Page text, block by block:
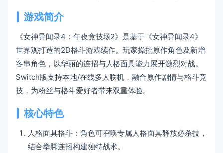
游戏简介
《女神异闻录4：午夜竞技场2》是基于《女神异闻录4》
世界观打造的2D格斗游戏续作。玩家操控原作角色及新增
客串角色，以华丽的连招与人格面具能力展开激烈对战。
Switch版支持本地/在线多人联机，融合原作剧情与格斗竞
技，为粉丝与格斗爱好者带来双重体验。
核心特色
人格面具格斗：角色可召唤专属人格面具释放必杀技，
结合拳脚连招构建独特战术。